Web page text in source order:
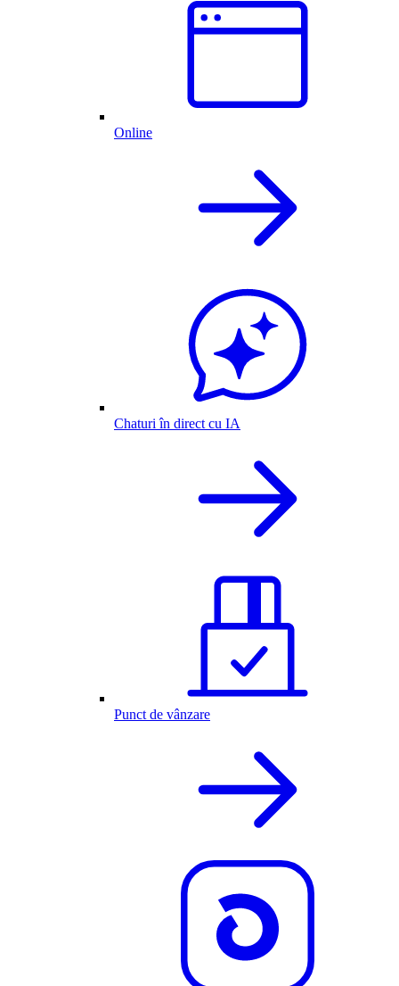
Online
Chaturi în direct cu IA
Punct de vânzare